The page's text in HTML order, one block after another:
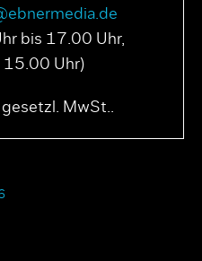
bis 17.00 Uhr,
15.00 Uhr)
MwSt..